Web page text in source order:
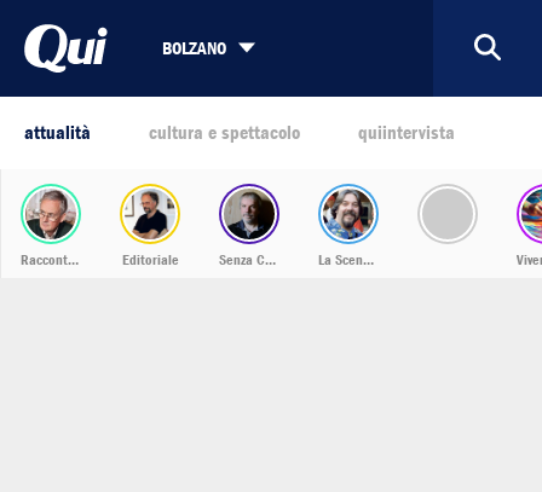
BOLZANO
attualità cultura e spettacolo quiintervista
Racconti dalla Bassa Editoriale Senza Confini La Scena Musicale